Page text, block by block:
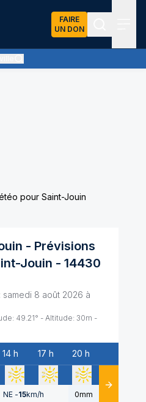
FAIRE
UN DON
d'altitude, ternissant plus ou
pour Saint-Jouin
- Prévisions
Jouin - 14430
samedi 8 août 2026 à
49.21° - Altitude: 30m -
14 h 17 h 20 h
NE -15km/h 0mm Détails